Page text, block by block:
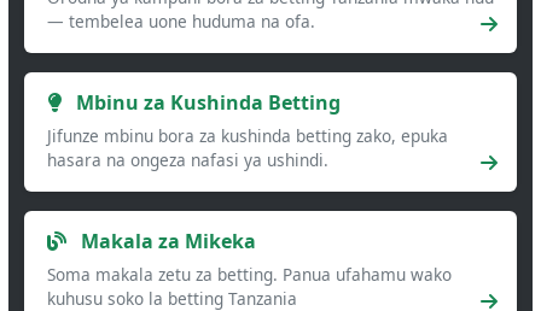
— tembelea uone huduma na ofa.
Mbinu za Kushinda Betting
Jifunze mbinu bora za kushinda betting zako, epuka
hasara na ongeza nafasi ya ushindi.
Makala za Mikeka
Soma makala zetu za betting. Panua ufahamu wako
kuhusu soko la betting Tanzania